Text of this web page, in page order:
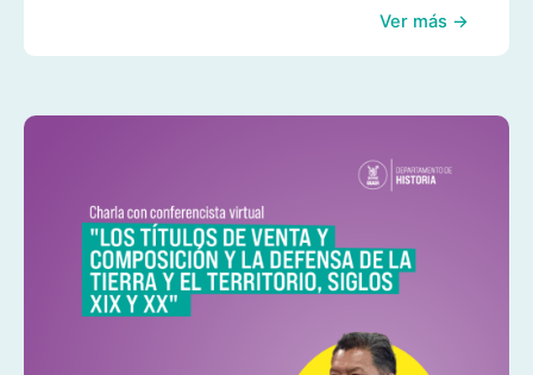
Ver más →